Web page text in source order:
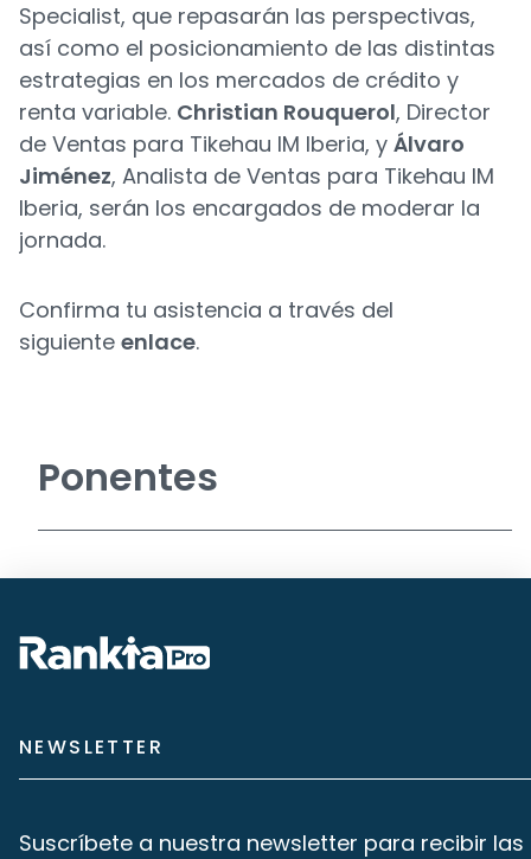
Specialist, que repasarán las perspectivas,
así como el posicionamiento de las distintas
estrategias en los mercados de crédito y
renta variable. Christian Rouquerol, Director
de Ventas para Tikehau IM Iberia, y Álvaro
Jiménez, Analista de Ventas para Tikehau IM
Iberia, serán los encargados de moderar la
jornada.
Confirma tu asistencia a través del
siguiente enlace.
Ponentes
NEWSLETTER
Suscríbete a nuestra newsletter para recibir las